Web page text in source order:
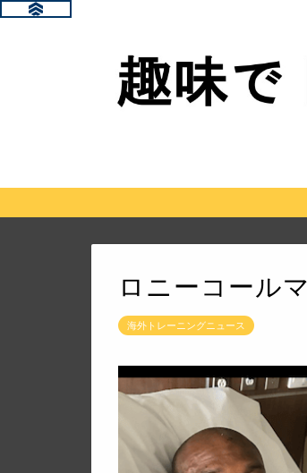
ロニーコール
海外トレーニングニュース